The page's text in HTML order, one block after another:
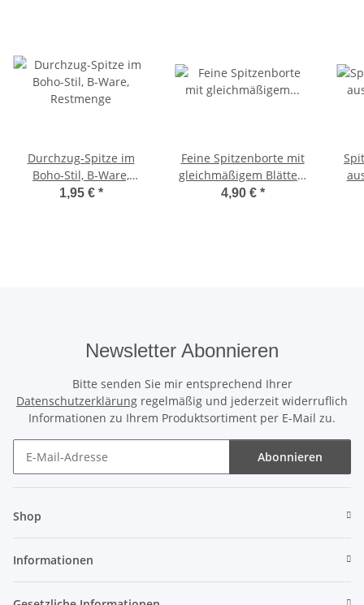
Durchzug-Spitze im
Boho-Stil, B-Ware,
Restmenge
1,95 € *
Feine Spitzenborte mit
gleichmäßigem Blätter-
Muster
4,90 € *
Newsletter Abonnieren
Bitte senden Sie mir entsprechend Ihrer
Datenschutzerklärung regelmäßig und jederzeit widerruflich
Informationen zu Ihrem Produktsortiment per E-Mail zu.
Abonnieren
Shop
Informationen